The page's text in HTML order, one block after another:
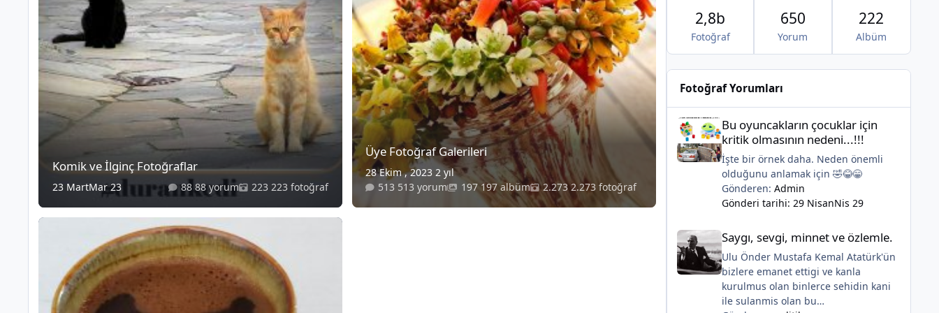
Komik ve İlginç Fotoğraflar
23 MartMar 23 88 yorum 223 fotoğraf
Üye Fotoğraf Galerileri
28 Ekim , 2023 2 yıl
513 yorum
197 albüm 2.273 fotoğraf
Fotoğraflı Haberler - Alıntılar
Fotoğraf
2,8b
Yorum
650
Albüm
222
Fotoğraf Yorumları
Bu oyuncakların çocuklar için kritik olmasının nedeni...!!!
Bu oyuncakların çocuklar için
kritik olmasının nedeni...!!!
İşte bir örnek daha. Neden önemli
olduğunu anlamak için 🤣😂😁
Gönderen: Admin
Gönderi tarihi: 29 NisanNis 29
Saygı, sevgi, minnet ve özlemle.
Saygı, sevgi, minnet ve özlemle.
Ulu Önder Mustafa Kemal Atatürk'ün
bizlere emanet ettigi ve kanla
kurulmus olan binlerce sehidin kani
ile sulanmis olan bu